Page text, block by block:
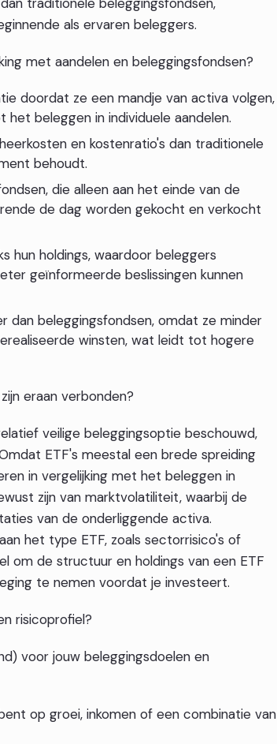
als ervaren beleggers.
met aandelen en beleggingsfondsen?
doordat ze een mandje van activa volgen,
beleggen in individuele aandelen.
en kostenratio's dan traditionele
behoudt.
die alleen aan het einde van de
de dag worden gekocht en verkocht
hun holdings, waardoor beleggers
geïnformeerde beslissingen kunnen
dan beleggingsfondsen, omdat ze minder
winsten, wat leidt tot hogere
eraan verbonden?
veilige beleggingsoptie beschouwd,
ETF's meestal een brede spreiding
in vergelijking met het beleggen in
zijn van marktvolatiliteit, waarbij de
van de onderliggende activa.
het type ETF, zoals sectorrisico's of
om de structuur en holdings van een ETF
te nemen voordat je investeert.
risicoprofiel?
voor jouw beleggingsdoelen en
op groei, inkomen of een combinatie van